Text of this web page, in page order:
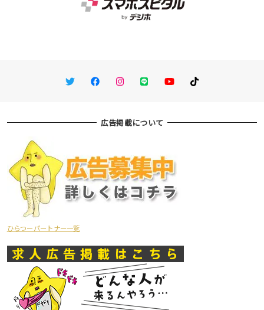
TwitterFacebookInstagram
LINE You TubeTikTok
広告掲載について
ひらつーパートナー一覧